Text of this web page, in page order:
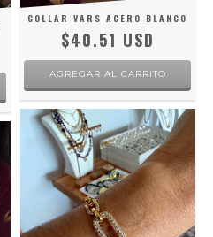
COLLAR VARS ACERO BLANCO
$40.51 USD